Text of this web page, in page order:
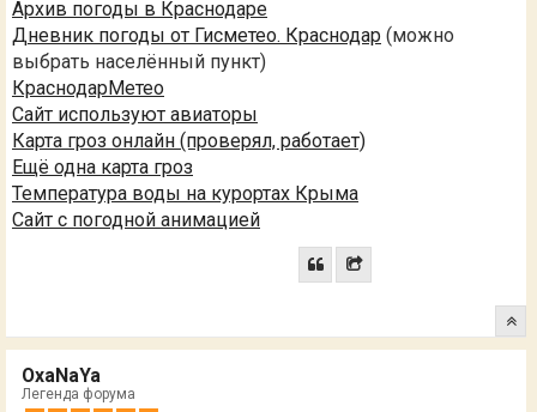
Архив погоды в Краснодаре
Дневник погоды от Гисметео. Краснодар (можно
выбрать населённый пункт)
КраснодарМетео
Сайт используют авиаторы
Карта гроз онлайн (проверял, работает)
Ещё одна карта гроз
Температура воды на курортах Крыма
Сайт с погодной анимацией
OxaNaYa
Легенда форума